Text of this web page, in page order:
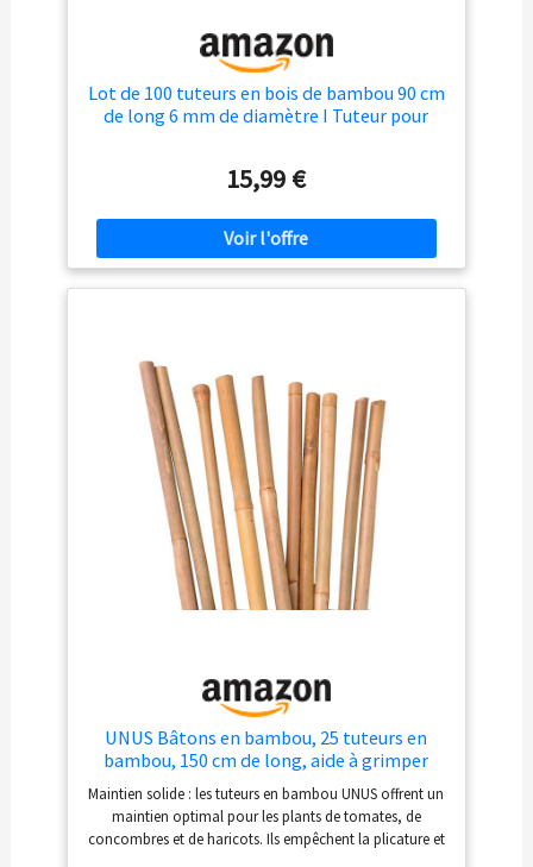
Lot de 100 tuteurs en bois de bambou 90 cm
de long 6 mm de diamètre I Tuteur pour
fleurs, tomates
15,99 €
UNUS Bâtons en bambou, 25 tuteurs en
bambou, 150 cm de long, aide à grimper
pour plantes d’intérieur ou au jardin pour
concombres, tomates
Maintien solide : les tuteurs en bambou UNUS offrent un
maintien optimal pour les plants de tomates, de
concombres et de haricots. Ils empêchent la plicature et